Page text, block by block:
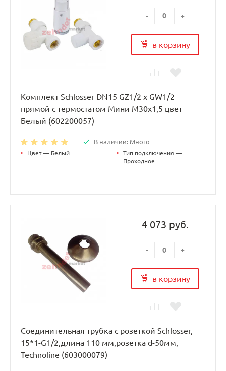
- +
в корзину
Комплект Schlosser DN15 GZ1/2 x GW1/2
прямой с термостатом Мини M30x1,5 цвет
Белый (602200057)
В наличии: Много
• Цвет — Белый •
Тип подключения —
Проходное
4 073 руб.
- +
в корзину
Соединительная трубка с розеткой Schlosser,
15*1-G1/2,длина 110 мм,розетка d-50мм,
Technoline (603000079)